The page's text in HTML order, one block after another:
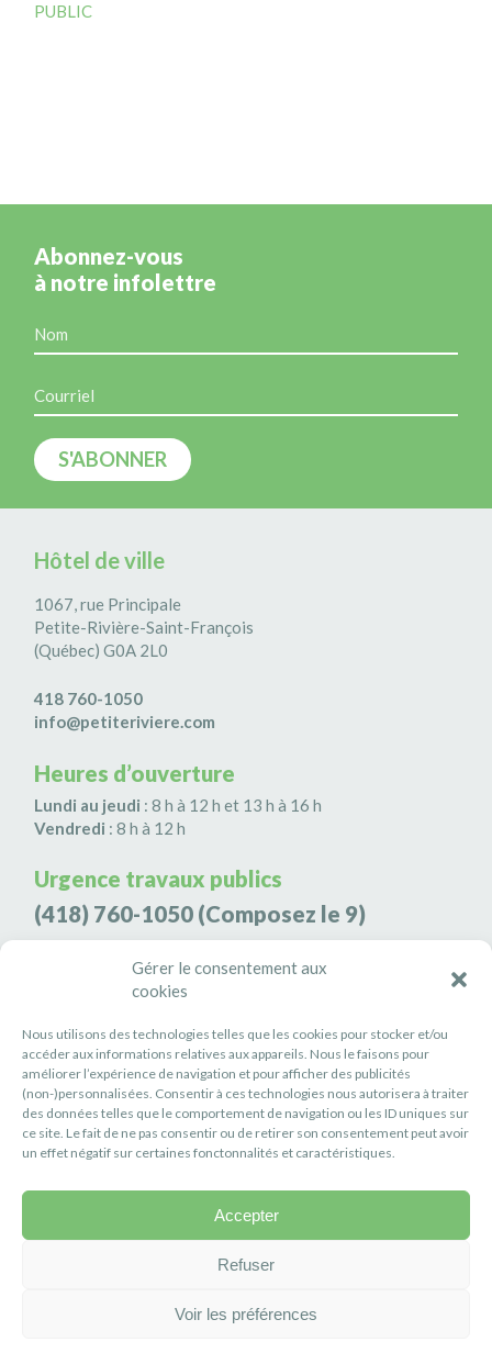
Gérer le consentement aux
cookies
Nous utilisons des technologies telles que les cookies pour stocker et/ou
accéder aux informations relatives aux appareils. Nous le faisons pour
améliorer l’expérience de navigation et pour afficher des publicités
(non-)personnalisées. Consentir à ces technologies nous autorisera à traiter
des données telles que le comportement de navigation ou les ID uniques sur
ce site. Le fait de ne pas consentir ou de retirer son consentement peut avoir
un effet négatif sur certaines fonctonnalités et caractéristiques.
Accepter
Refuser
Voir les préférences
PUBLIC
Abonnez-vous
à notre infolettre
Hôtel de ville
1067, rue Principale
Petite-Rivière-Saint-François
(Québec) G0A 2L0
418 760-1050
info@petiteriviere.com
Heures d’ouverture
Lundi au jeudi : 8 h à 12 h et 13 h à 16 h
Vendredi : 8 h à 12 h
Urgence travaux publics
(418) 760-1050 (Composez le 9)
Agence de sécurité S3K9
(418) 808-9566
#PETITERIVIÈRE
Suivez-nous
Politique de confidentialité
Réalisation :Axe Création